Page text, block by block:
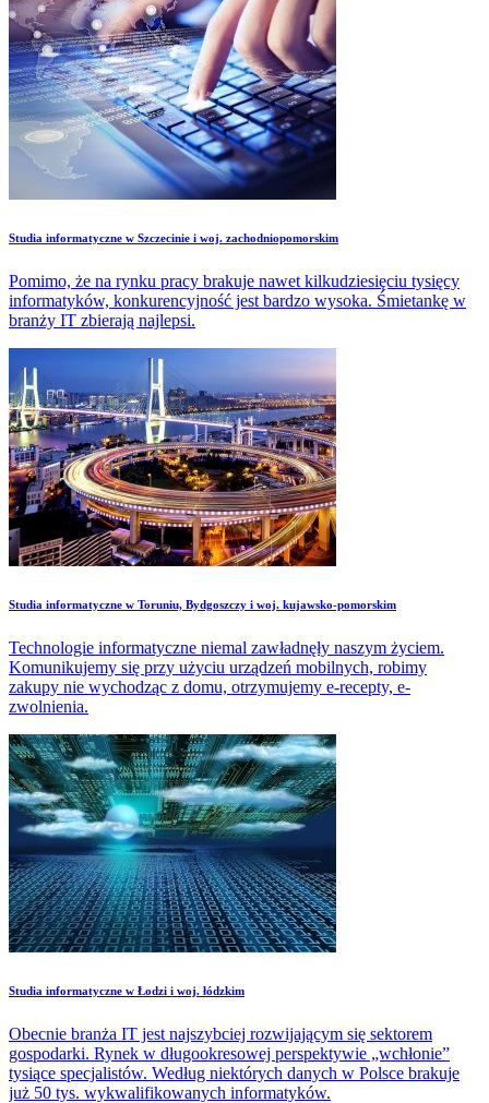
Studia informatyczne w Szczecinie i woj. zachodniopomorskim
Pomimo, że na rynku pracy brakuje nawet kilkudziesięciu tysięcy
informatyków, konkurencyjność jest bardzo wysoka. Śmietankę w
branży IT zbierają najlepsi.
Studia informatyczne w Toruniu, Bydgoszczy i woj. kujawsko-pomorskim
Technologie informatyczne niemal zawładnęły naszym życiem.
Komunikujemy się przy użyciu urządzeń mobilnych, robimy
zakupy nie wychodząc z domu, otrzymujemy e-recepty, e-
zwolnienia.
Studia informatyczne w Łodzi i woj. łódzkim
Obecnie branża IT jest najszybciej rozwijającym się sektorem
gospodarki. Rynek w długookresowej perspektywie „wchłonie”
tysiące specjalistów. Według niektórych danych w Polsce brakuje
już 50 tys. wykwalifikowanych informatyków.